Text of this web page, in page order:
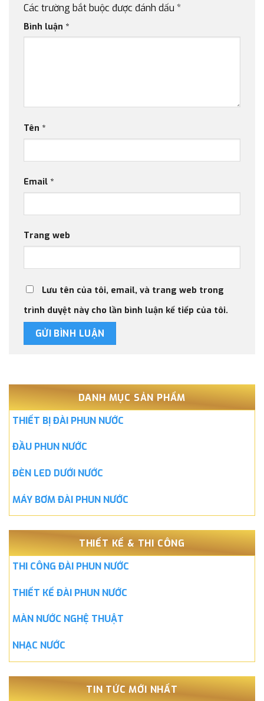
Các trường bắt buộc được đánh dấu *
Bình luận *
Tên *
Email *
Trang web
Lưu tên của tôi, email, và trang web trong
trình duyệt này cho lần bình luận kế tiếp của tôi.
DANH MỤC SẢN PHẨM
THIẾT BỊ ĐÀI PHUN NƯỚC
ĐẦU PHUN NƯỚC
ĐÈN LED DƯỚI NƯỚC
MÁY BƠM ĐÀI PHUN NƯỚC
THIẾT KẾ & THI CÔNG
THI CÔNG ĐÀI PHUN NƯỚC
THIẾT KẾ ĐÀI PHUN NƯỚC
MÀN NƯỚC NGHỆ THUẬT
NHẠC NƯỚC
TIN TỨC MỚI NHẤT